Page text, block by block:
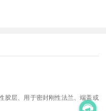
胶层、用于密封刚性法兰、端盖或